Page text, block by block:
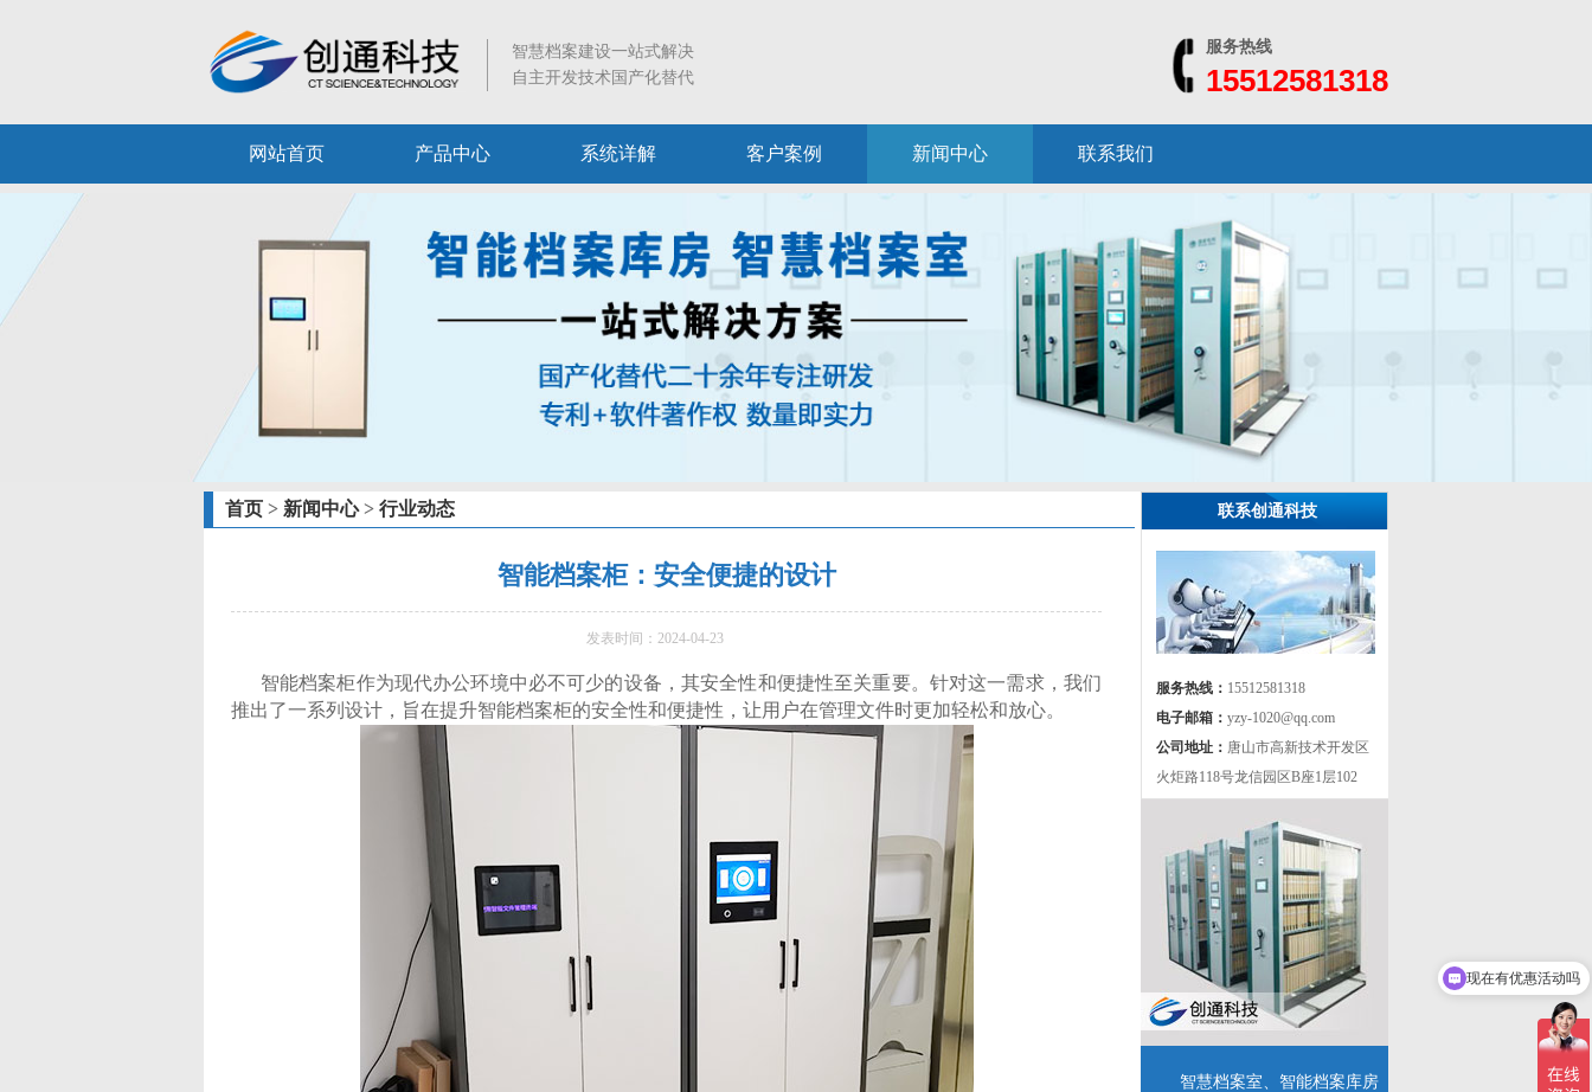
智慧档案建设一站式解决
自主开发技术国产化替代
服务热线
15512581318
网站首页 产品中心 系统详解 客户案例 新闻中心 联系我们
首页 > 新闻中心> 行业动态
智能档案柜：安全便捷的设计
发表时间：2024-04-23
智能档案柜作为现代办公环境中必不可少的设备，其安全性和便捷性至关重要。针对这一需求，我们
推出了一系列设计，旨在提升智能档案柜的安全性和便捷性，让用户在管理文件时更加轻松和放心。
联系创通科技
服务热线： 15512581318
电子邮箱： yzy-1020@qq.com
公司地址： 唐山市高新技术开发区
火炬路118号龙信园区B座1层102
智慧档案室、智能档案库房
现在有优惠活动吗